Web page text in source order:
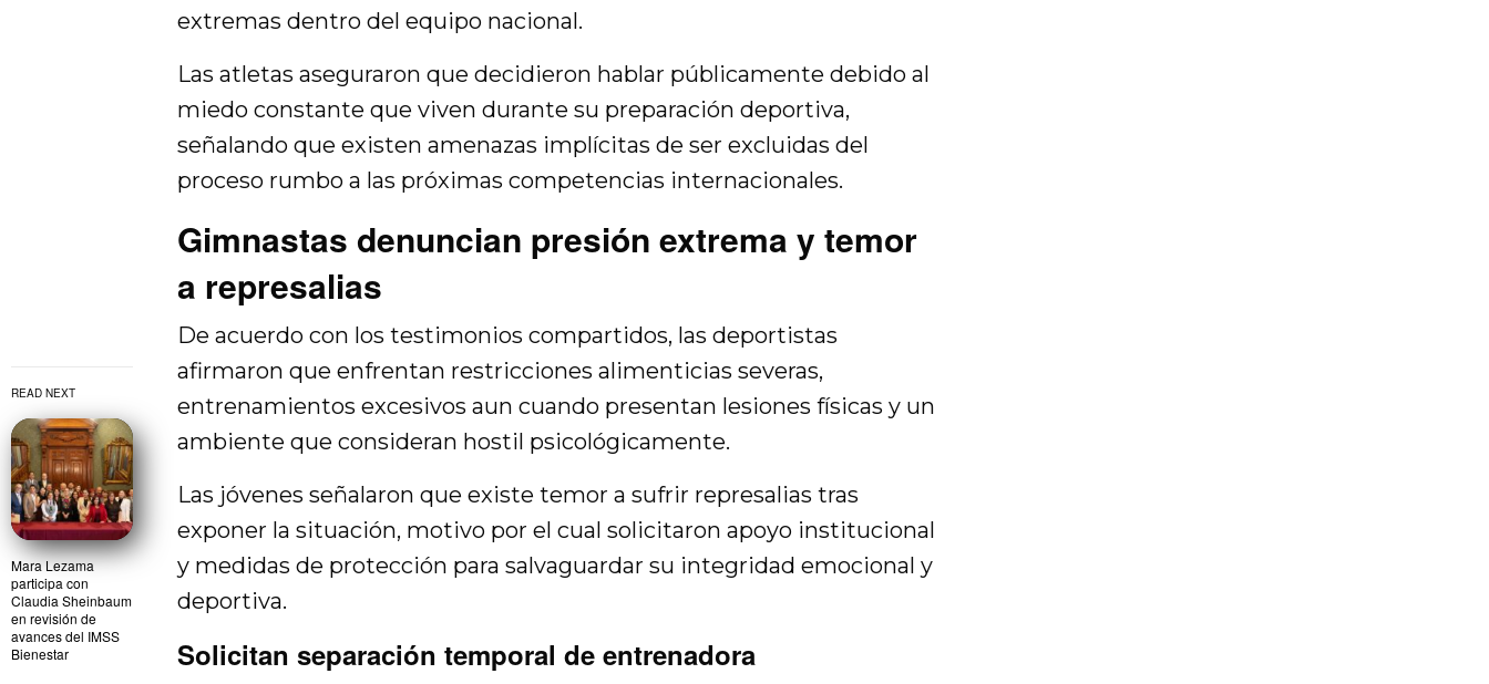
READ NEXT
Mara Lezama
participa con
Claudia Sheinbaum
en revisión de
avances del IMSS
Bienestar
extremas dentro del equipo nacional.
Las atletas aseguraron que decidieron hablar públicamente debido al
miedo constante que viven durante su preparación deportiva,
señalando que existen amenazas implícitas de ser excluidas del
proceso rumbo a las próximas competencias internacionales.
Gimnastas denuncian presión extrema y temor
a represalias
De acuerdo con los testimonios compartidos, las deportistas
afirmaron que enfrentan restricciones alimenticias severas,
entrenamientos excesivos aun cuando presentan lesiones físicas y un
ambiente que consideran hostil psicológicamente.
Las jóvenes señalaron que existe temor a sufrir represalias tras
exponer la situación, motivo por el cual solicitaron apoyo institucional
y medidas de protección para salvaguardar su integridad emocional y
deportiva.
Solicitan separación temporal de entrenadora